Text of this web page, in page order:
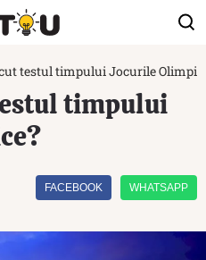
testul timpului Jocurile
timpului
FACEBOOK WHATSAPP